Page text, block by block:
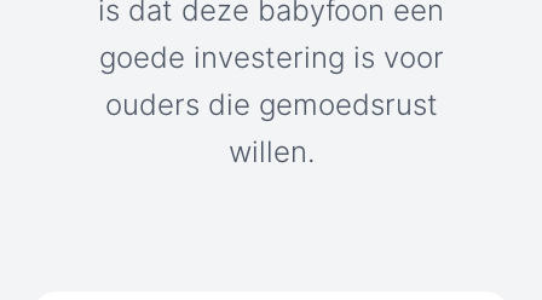
is dat deze babyfoon een
goede investering is voor
ouders die gemoedsrust
willen.